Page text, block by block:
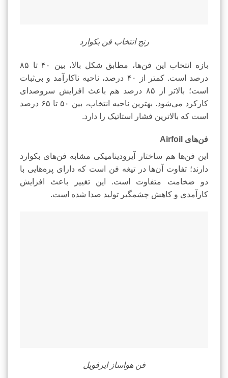
رنج انتخاب فن بکوارد
بازه انتخاب این فن‌ها، مطابق شکل بالا، بین ۴۰ تا ۸۵
درصد است. کمتر از ۴۰ درصد، ناحیه ناکارآمد و بی‌ثبات
است؛ بالاتر از ۸۵ درصد هم باعث افزایش سروصدای
کارکرد می‌شود. بهترین ناحیه انتخاب، بین ۵۰ تا ۶۵ درصد
است که بالاترین فشار استاتیک را دارد.
فن‌های Airfoil
این فن‌ها هم ساختار آیرودینامیکی مشابه فن‌های بکوارد
دارند؛ تفاوت آن‌ها در تیغه فن است که دارای پره‌هایی با
دو ضخامت متفاوت است. این تغییر باعث افزایش
کارآمدی و کاهش چشمگیر تولید صدا شده است.
فن هواساز ایرفویل